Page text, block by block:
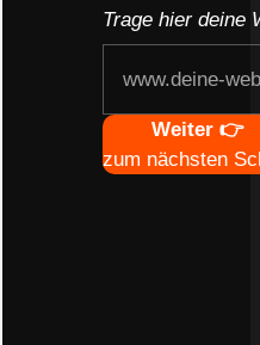
Trage hier deine
NavigationWeiter 👉
zum nächsten